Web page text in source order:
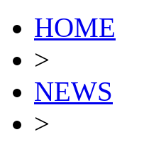
HOME
>
NEWS
>